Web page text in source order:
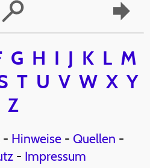
G H I J K L M
T U V W X Y
Z
- Hinweise- Quellen -
- Impressum